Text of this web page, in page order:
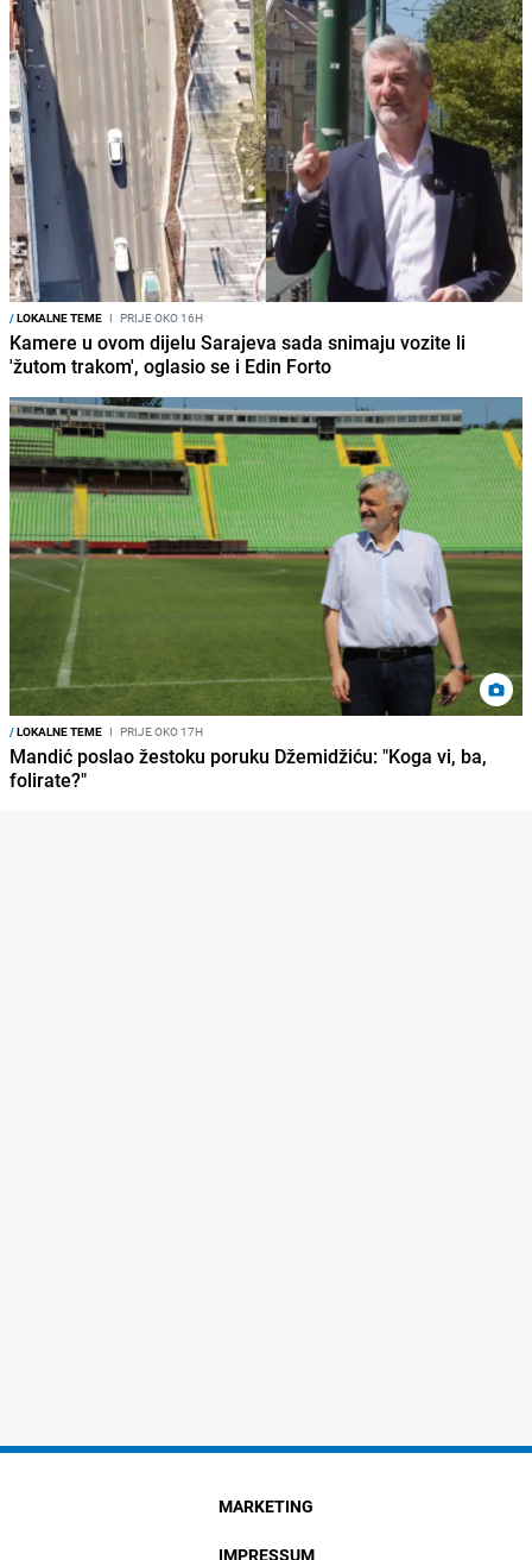
/LOKALNE TEME I PRIJE OKO 16H
Kamere u ovom dijelu Sarajeva sada snimaju vozite li
'žutom trakom', oglasio se i Edin Forto
/LOKALNE TEME I PRIJE OKO 17H
Mandić poslao žestoku poruku Džemidžiću: "Koga vi, ba,
folirate?"
MARKETING
IMPRESSUM